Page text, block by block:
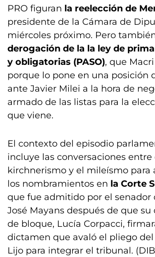
PRO figuran la reelección de
presidente de la Cámara de
miércoles próximo. Pero
derogación de la la ley de
y obligatorias (PASO), que
porque lo pone en una posición
ante Javier Milei a la hora de
armado de las listas para la
que viene.
El contexto del episodio
incluye las conversaciones entre
kirchnerismo y el mileísmo para
los nombramientos en la Corte
que fue admitido por el senador
José Mayans después de que su
de bloque, Lucía Corpacci,
dictamen que avaló el pliego del
Lijo para integrar el tribunal.